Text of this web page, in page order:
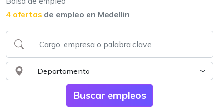
4 ofertas de empleo en Medellin